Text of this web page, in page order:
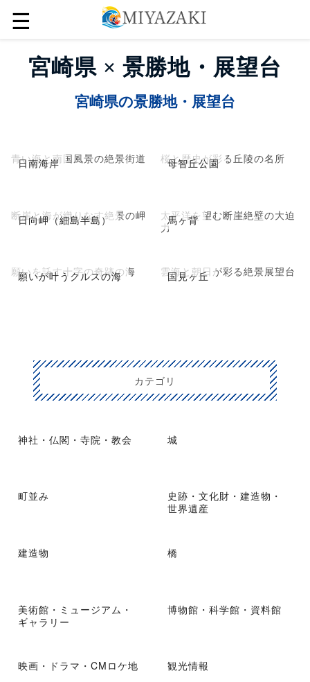
☰
宮崎県 × 景勝地・展望台
宮崎県の景勝地・展望台
日南海岸
青い海と南国風景の絶景街道 母智丘公園
桜と歴史が彩る丘陵の名所
日向岬（細島半島）
断崖と海が織りなす絶景の岬 馬ヶ背
太平洋を望む断崖絶壁の大迫
力
願いが叶うクルスの海
願いを託す十字の奇跡の海 国見ヶ丘
雲海と朝日が彩る絶景展望台
カテゴリ
神社・仏閣・寺院・教会 城
町並み
史跡・文化財・建造物・
世界遺産
建造物 橋
美術館・ミュージアム・
ギャラリー
博物館・科学館・資料館
映画・ドラマ・CMロケ地 観光情報